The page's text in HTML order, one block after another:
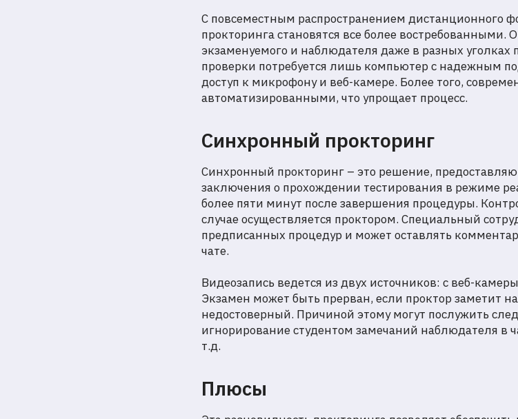
С повсеместным распространением дистанционного
прокторинга становятся все более
экзаменуемого и наблюдателя даже в разных
проверки потребуется лишь компьютер с надежным
доступ к микрофону и веб-камере. Более того,
автоматизированными, что упрощает процесс.
Синхронный прокторинг
Синхронный прокторинг – это решение,
заключения о прохождении тестирования в режиме
более пяти минут после завершения процедуры.
случае осуществляется проктором. Специальный
предписанных процедур и может оставлять
чате.
Видеозапись ведется из двух источников: с веб-
Экзамен может быть прерван, если проктор заметит
недостоверный. Причиной этому могут послужить
игнорирование студентом замечаний наблюдателя в
т.д.
Плюсы